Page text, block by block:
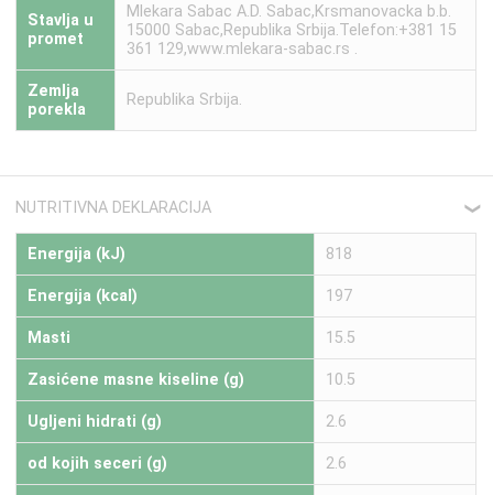
Stavlja u
promet
Mlekara Sabac A.D. Sabac,Krsmanovacka b.b.
15000 Sabac,Republika Srbija.Telefon:+381 15
361 129,www.mlekara-sabac.rs .
Zemlja
porekla
Republika Srbija.
NUTRITIVNA DEKLARACIJA ❮
Energija (kJ) 818
Energija (kcal) 197
Masti 15.5
Zasićene masne kiseline (g) 10.5
Ugljeni hidrati (g) 2.6
od kojih seceri (g) 2.6